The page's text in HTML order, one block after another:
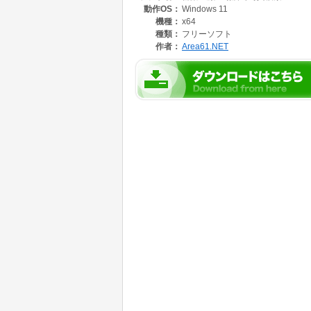
タグ付け(キーワード設定)をする必要は一切あ
「赤いバラ」「海辺で遊ぶ子供」「笑顔の家
入力するだけで、AIが写真の内容を解析し、
写真に写っている人物の顔を自動的に検出し
類似する顔の写真をまとめて検索したりするこ
・場所で探す
動作OS： Windows 11
機種： x64
種類： フリーソフト
作者： Area61.NET